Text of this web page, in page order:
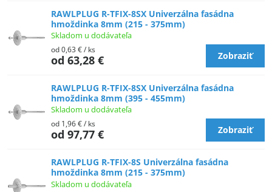
RAWLPLUG R-TFIX-8SX Univerzálna fasádna
hmoždinka 8mm (215 - 375mm)
Skladom u dodávateľa
od 63,28 €
od 0,63 €/ ks
Zobraziť
RAWLPLUG R-TFIX-8SX Univerzálna fasádna
hmoždinka 8mm (395 - 455mm)
Skladom u dodávateľa
od 97,77 €
od 1,96 €/ ks
Zobraziť
RAWLPLUG R-TFIX-8S Univerzálna fasádna
hmoždinka 8mm (215 - 375mm)
Skladom u dodávateľa